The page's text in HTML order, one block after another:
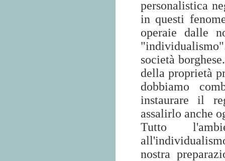
personalistica
in questi
operaie dalle
società
della proprietà
dobbiamo
instaurare il
assalirlo anche
Tutto
nostra